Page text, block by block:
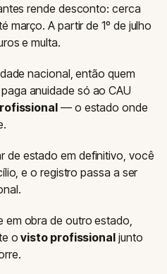
rende desconto: cerca
março. A partir de 1º de julho
e multa.
nacional, então quem
anuidade só ao CAU
— o estado onde
de estado em definitivo, você
e o registro passa a ser
em obra de outro estado,
ovisto profissional junto